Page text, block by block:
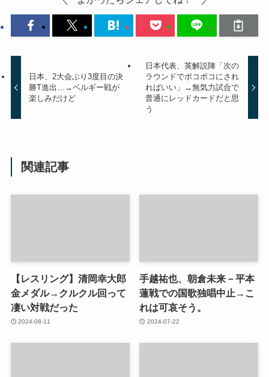
日本、2大会ぶり3度目の決
勝T進出…→ベルギー戦が
楽しみだけど
日本代表、英解説陣「次の
ラウンドでボコボコにされ
ればいい」→無気力試合で
普通にレッドカードだと思
う
関連記事
【レスリング】清岡幸大郎
金メダル→クルクル回って
凄い対戦だった
2024-08-11
手越祐也、朝倉未来－平本
蓮戦での国歌独唱中止→こ
れは可哀そう。
2024-07-22